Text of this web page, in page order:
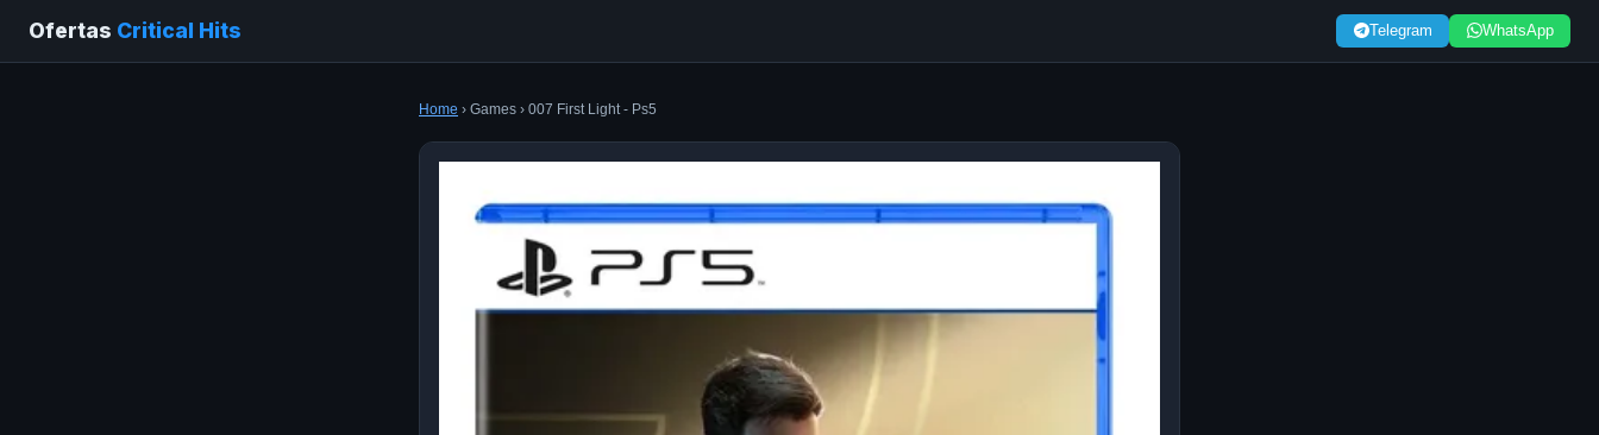
Ofertas Critical Hits Telegram WhatsApp
Home › Games › 007 First Light - Ps5